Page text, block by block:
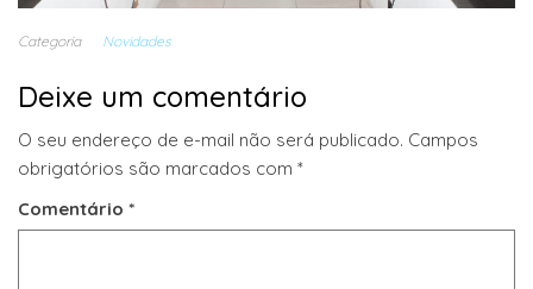
Categoria Novidades
Deixe um comentário
O seu endereço de e-mail não será publicado. Campos
obrigatórios são marcados com *
Comentário *